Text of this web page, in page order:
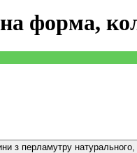
форма,
з перламутру